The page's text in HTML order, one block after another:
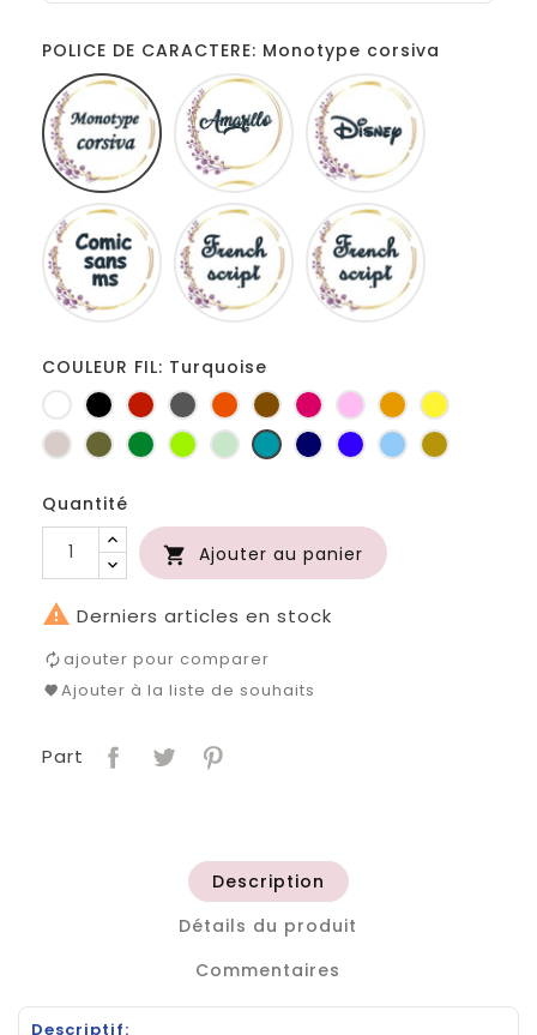
POLICE DE CARACTERE: Monotype corsiva
Monotype
corsiva
Amarillo
Comic
sans
ms
French
script
COULEUR FIL: Turquoise
BlancNoir RougeGris
foncé
OrangeMarronFuchsia
RoseJaune
d'or
jaune
FicelleKaki Vert
bouteille
Anis Vert
d'eau
Turquoise
MarineBleu
roi
Bleu
clair
Or
Quantité
 Ajouter au panier
 Derniers articles en stock
ajouter pour comparer
Ajouter à la liste de souhaits
Part
Description
Détails du produit
Commentaires
Descriptif: